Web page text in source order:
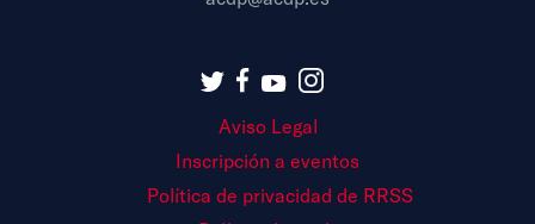
Aviso Legal
Inscripción a eventos
Política de privacidad de RRSS